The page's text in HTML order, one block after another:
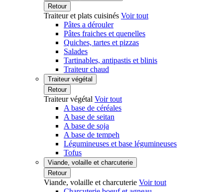
Retour
Traiteur et plats cuisinés Voir tout
Pâtes a dérouler
Pâtes fraiches et quenelles
Quiches, tartes et pizzas
Salades
Tartinables, antipastis et blinis
Traiteur chaud
Traiteur végétal
Retour
Traiteur végétal Voir tout
A base de céréales
A base de seitan
A base de soja
A base de tempeh
Légumineuses et base légumineuses
Tofus
Viande, volaille et charcuterie
Retour
Viande, volaille et charcuterie Voir tout